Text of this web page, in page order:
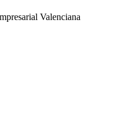
Valenciana